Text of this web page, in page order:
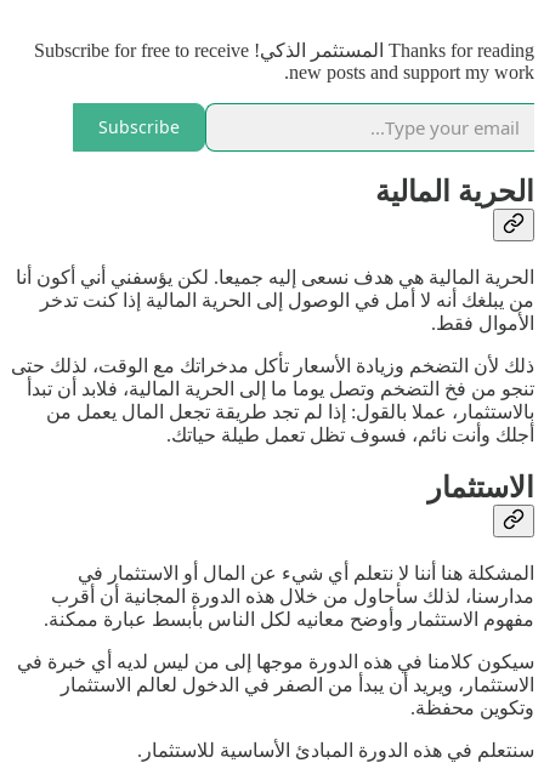
Thanks for reading المستثمر الذكي! Subscribe for free to receive
new posts and support my work.
Subscribe
الحرية المالية
الحرية المالية هي هدف نسعى إليه جميعا. لكن يؤسفني أني أكون أنا
من يبلغك أنه لا أمل في الوصول إلى الحرية المالية إذا كنت تدخر
الأموال فقط.
ذلك لأن التضخم وزيادة الأسعار تأكل مدخراتك مع الوقت، لذلك حتى
تنجو من فخ التضخم وتصل يوما ما إلى الحرية المالية، فلابد أن تبدأ
بالاستثمار، عملا بالقول: إذا لم تجد طريقة تجعل المال يعمل من
أجلك وأنت نائم، فسوف تظل تعمل طيلة حياتك.
الاستثمار
المشكلة هنا أننا لا نتعلم أي شيء عن المال أو الاستثمار في
مدارسنا، لذلك سأحاول من خلال هذه الدورة المجانية أن أقرب
مفهوم الاستثمار وأوضح معانيه لكل الناس بأبسط عبارة ممكنة.
سيكون كلامنا في هذه الدورة موجها إلى من ليس لديه أي خبرة في
الاستثمار، ويريد أن يبدأ من الصفر في الدخول لعالم الاستثمار
وتكوين محفظة.
سنتعلم في هذه الدورة المبادئ الأساسية للاستثمار.